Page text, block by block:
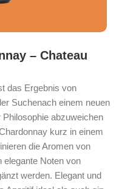
– Chateau
das Ergebnis von
Suchenach einem neuen
abzuweichen
kurz in einem
die Aromen von
elegante Noten von
werden. Elegant und